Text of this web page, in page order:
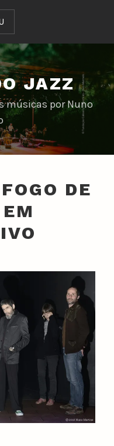
JAZZ
músicas por Nuno
DE